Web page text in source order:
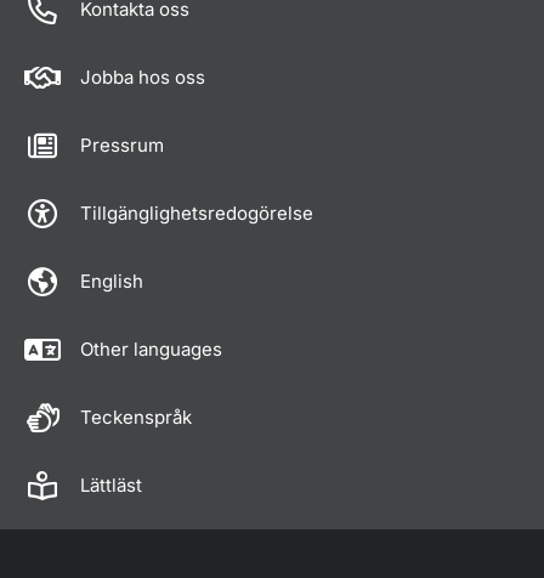
Kontakta oss
Jobba hos oss
Pressrum
Tillgänglighetsredogörelse
English
Other languages
Teckenspråk
Lättläst